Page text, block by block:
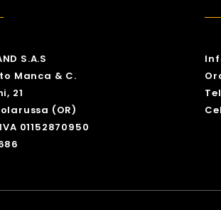
S.A.S
Manca & C.
21
(OR)
01152870950